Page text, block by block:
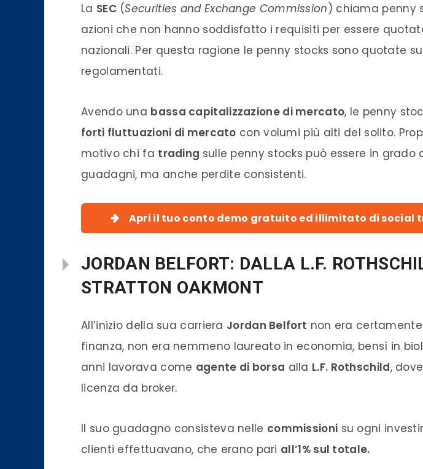
La SEC(Securities and Exchange Commission) chiama penny
azioni che non hanno soddisfatto i requisiti per essere
nazionali. Per questa ragione le penny stocks sono quotate
regolamentati.
Avendo una bassa capitalizzazione di mercato, le penny
forti fluttuazioni di mercato con volumi più alti del solito.
motivo chi fa trading sulle penny stocks può essere in grado
guadagni, ma anche perdite consistenti.
Apri il tuo conto demo gratuito ed illimitato di social
JORDAN BELFORT: DALLA L.F.
STRATTON OAKMONT
All’inizio della sua carriera Jordan Belfort non era
finanza, non era nemmeno laureato in economia, bensì in
anni lavorava come agente di borsa alla L.F. Rothschild,
licenza da broker.
Il suo guadagno consisteva nelle commissioni su ogni
clienti effettuavano, che erano pari all’1% sul totale.